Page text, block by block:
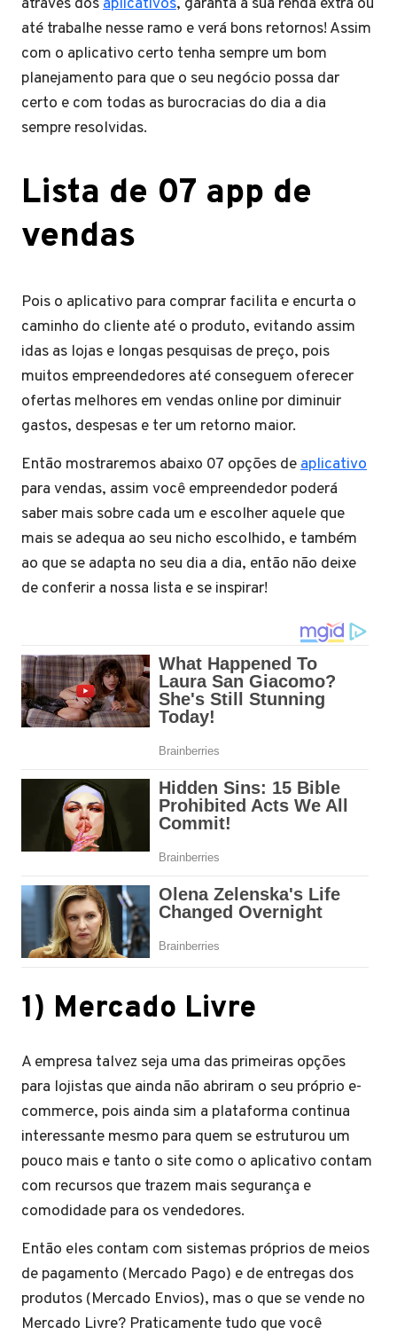
até trabalhe nesse ramo e verá bons retornos! Assim
com o aplicativo certo tenha sempre um bom
planejamento para que o seu negócio possa dar
certo e com todas as burocracias do dia a dia
sempre resolvidas.
Lista de 07 app de
vendas
Pois o aplicativo para comprar facilita e encurta o
caminho do cliente até o produto, evitando assim
idas as lojas e longas pesquisas de preço, pois
muitos empreendedores até conseguem oferecer
ofertas melhores em vendas online por diminuir
gastos, despesas e ter um retorno maior.
Então mostraremos abaixo 07 opções deaplicativo
para vendas, assim você empreendedor poderá
saber mais sobre cada um e escolher aquele que
mais se adequa ao seu nicho escolhido, e também
ao que se adapta no seu dia a dia, então não deixe
de conferir a nossa lista e se inspirar!
1) Mercado Livre
A empresa talvez seja uma das primeiras opções
para lojistas que ainda não abriram o seu próprio e-
commerce, pois ainda sim a plataforma continua
interessante mesmo para quem se estruturou um
pouco mais e tanto o site como o aplicativo contam
com recursos que trazem mais segurança e
comodidade para os vendedores.
Então eles contam com sistemas próprios de meios
de pagamento (Mercado Pago) e de entregas dos
produtos (Mercado Envios), mas o que se vende no
Mercado Livre? Praticamente tudo que você